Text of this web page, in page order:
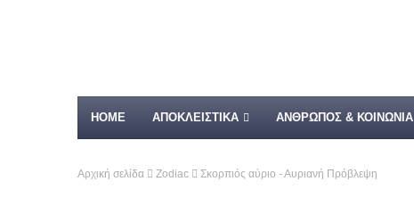
HOME ΑΠΟΚΛΕΙΣΤΙΚΑ ΑΝΘΡΩΠΟΣ & ΚΟΙΝΩΝΙΑ
Αρχική σελίδα Zodiac Σκορπιός αύριο - Αυριανή Πρόβλεψη